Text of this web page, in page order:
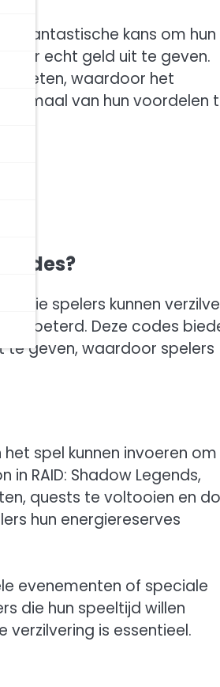
fantastische kans om hun
echt geld uit te geven.
waardoor het
van hun voordelen
die spelers kunnen
Deze codes
te geven, waardoor spelers
spel kunnen invoeren om
RAID: Shadow Legends,
quests te voltooien en
hun energiereserves
evenementen of speciale
die hun speeltijd willen
is essentieel.